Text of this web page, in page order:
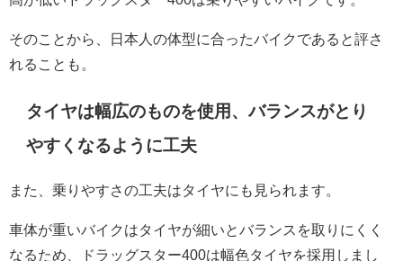
そのことから、日本人の体型に合ったバイクであると評さ
れることも。
タイヤは幅広のものを使用、バランスがとり
やすくなるように工夫
また、乗りやすさの工夫はタイヤにも見られます。
車体が重いバイクはタイヤが細いとバランスを取りにくく
なるため、ドラッグスター400は幅色タイヤを採用しまし